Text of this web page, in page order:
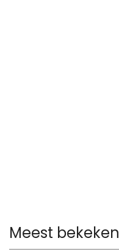
Meest bekeken